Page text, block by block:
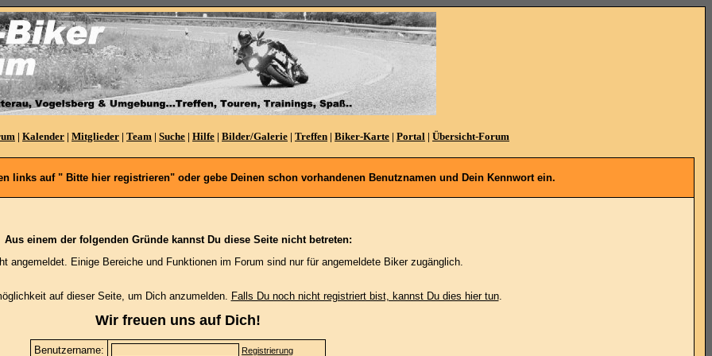
| Kalender | Mitglieder | Team | Suche | Hilfe | Bilder/Galerie | Treffen | Biker-Karte | Portal | Übersicht-Forum
links auf " Bitte hier registrieren" oder gebe Deinen schon vorhandenen Benutznamen und Dein Kennwort ein.
Aus einem der folgenden Gründe kannst Du diese Seite nicht betreten:
angemeldet. Einige Bereiche und Funktionen im Forum sind nur für angemeldete Biker zugänglich.
auf dieser Seite, um Dich anzumelden. Falls Du noch nicht registriert bist, kannst Du dies hier tun.
Wir freuen uns auf Dich!
Benutzername: Registrierung